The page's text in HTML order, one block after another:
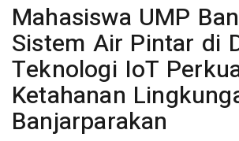
Mahasiswa UMP
Sistem Air Pintar di
Teknologi IoT
Ketahanan
Banjarparakan